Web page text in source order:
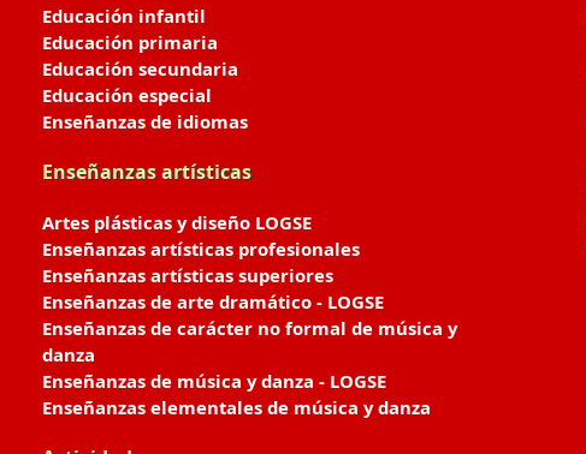
Educación infantil
Educación primaria
Educación secundaria
Educación especial
Enseñanzas de idiomas
Enseñanzas artísticas
Artes plásticas y diseño LOGSE
Enseñanzas artísticas profesionales
Enseñanzas artísticas superiores
Enseñanzas de arte dramático - LOGSE
Enseñanzas de carácter no formal de música y
danza
Enseñanzas de música y danza - LOGSE
Enseñanzas elementales de música y danza